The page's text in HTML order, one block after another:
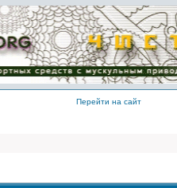
Перейти на сайт